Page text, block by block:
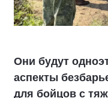
Они будут
аспекты
для бойцов с